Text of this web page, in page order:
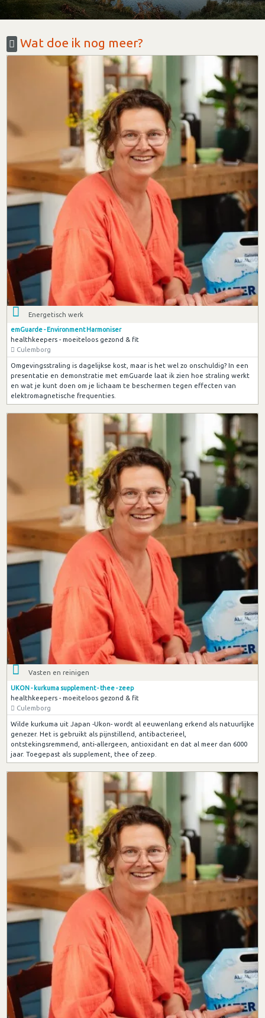
Wat doe ik nog meer?
Energetisch werk
emGuarde - Environment Harmoniser
healthkeepers - moeiteloos gezond & fit
Culemborg
Omgevingsstraling is dagelijkse kost, maar is het wel zo onschuldig? In een
presentatie en demonstratie met emGuarde laat ik zien hoe straling werkt
en wat je kunt doen om je lichaam te beschermen tegen effecten van
elektromagnetische frequenties.
Vasten en reinigen
UKON - kurkuma supplement - thee - zeep
healthkeepers - moeiteloos gezond & fit
Culemborg
Wilde kurkuma uit Japan -Ukon- wordt al eeuwenlang erkend als natuurlijke
genezer. Het is gebruikt als pijnstillend, antibacterieel,
ontstekingsremmend, anti-allergeen, antioxidant en dat al meer dan 6000
jaar. Toegepast als supplement, thee of zeep.